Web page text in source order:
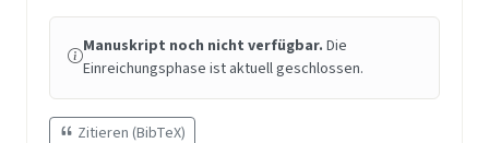
Manuskript noch nicht verfügbar. Die
Einreichungsphase ist aktuell geschlossen.
Zitieren (BibTeX)